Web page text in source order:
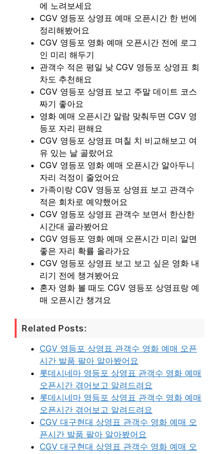
에 노려보세요
CGV 영등포 상영표 예매 오픈시간 한 번에
정리해봤어요
CGV 영등포 영화 예매 오픈시간 전에 로그
인 미리 해두기
관객수 적은 평일 낮 CGV 영등포 상영표 회
차도 추천해요
CGV 영등포 상영표 보고 주말 데이트 코스
짜기 좋아요
영화 예매 오픈시간 알람 맞춰두면 CGV 영
등포 자리 편해요
CGV 영등포 상영표 며칠 치 비교해보고 여
유 있는 날 골랐어요
CGV 영등포 영화 예매 오픈시간 알아두니
자리 걱정이 줄었어요
가족이랑 CGV 영등포 상영표 보고 관객수
적은 회차로 예약했어요
CGV 영등포 상영표 관객수 보면서 한산한
시간대 골라봤어요
CGV 영등포 영화 예매 오픈시간 미리 알면
좋은 자리 확률 올라가요
CGV 영등포 상영표 보고 보고 싶은 영화 내
리기 전에 챙겨봤어요
혼자 영화 볼 때도 CGV 영등포 상영표랑 예
매 오픈시간 챙겨요
Related Posts:
CGV 영등포 상영표 관객수 영화 예매 오픈
시간 발품 팔아 알아봤어요
롯데시네마 영등포 상영표 관객수 영화 예매
오픈시간 겪어보고 알려드려요
롯데시네마 영등포 상영표 관객수 영화 예매
오픈시간 겪어보고 알려드려요
CGV 대구현대 상영표 관객수 영화 예매 오
픈시간 발품 팔아 알아봤어요
CGV 대구현대 상영표 관객수 영화 예매 오